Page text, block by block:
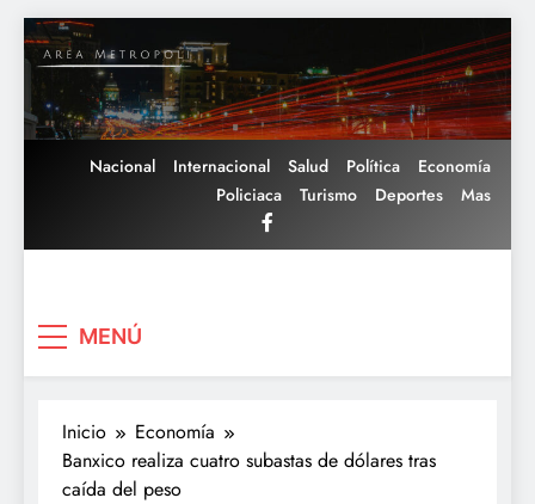
Saltar
al
contenido
Nacional Internacional Salud Política
Economía
Policiaca
Turismo Deportes Mas
MENÚ
Inicio
Economía
Banxico realiza cuatro subastas de dólares tras
caída del peso